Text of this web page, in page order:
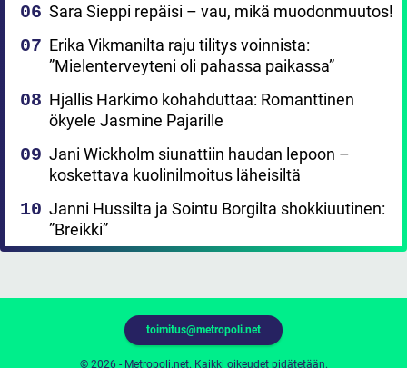
Sara Sieppi repäisi – vau, mikä muodonmuutos!
Erika Vikmanilta raju tilitys voinnista:
”Mielenterveyteni oli pahassa paikassa”
Hjallis Harkimo kohahduttaa: Romanttinen
ökyele Jasmine Pajarille
Jani Wickholm siunattiin haudan lepoon –
koskettava kuolinilmoitus läheisiltä
Janni Hussilta ja Sointu Borgilta shokkiuutinen:
”Breikki”
© 2026 - Metropoli.net. Kaikki oikeudet pidätetään.
toimitus@metropoli.net